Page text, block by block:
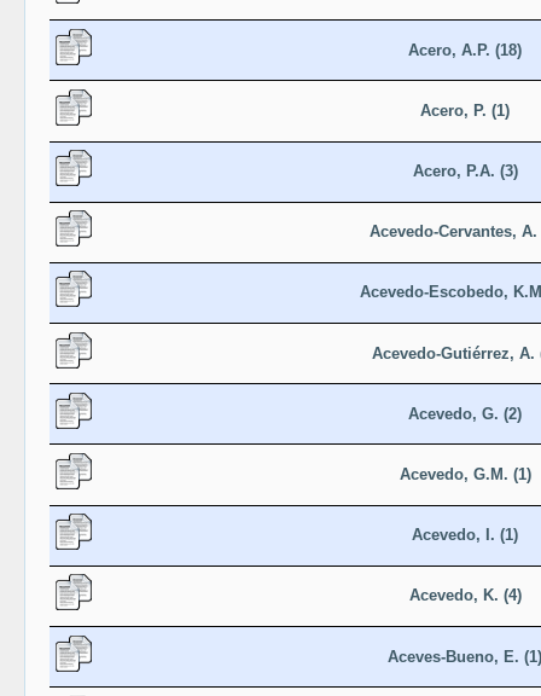
Acero, A.P. (18)
Acero, P. (1)
Acero, P.A. (3)
Acevedo-Cervantes, A.
Acevedo-Escobedo,
Acevedo-Gutiérrez, A.
Acevedo, G. (2)
Acevedo, G.M. (1)
Acevedo, I. (1)
Acevedo, K. (4)
Aceves-Bueno, E. (1)